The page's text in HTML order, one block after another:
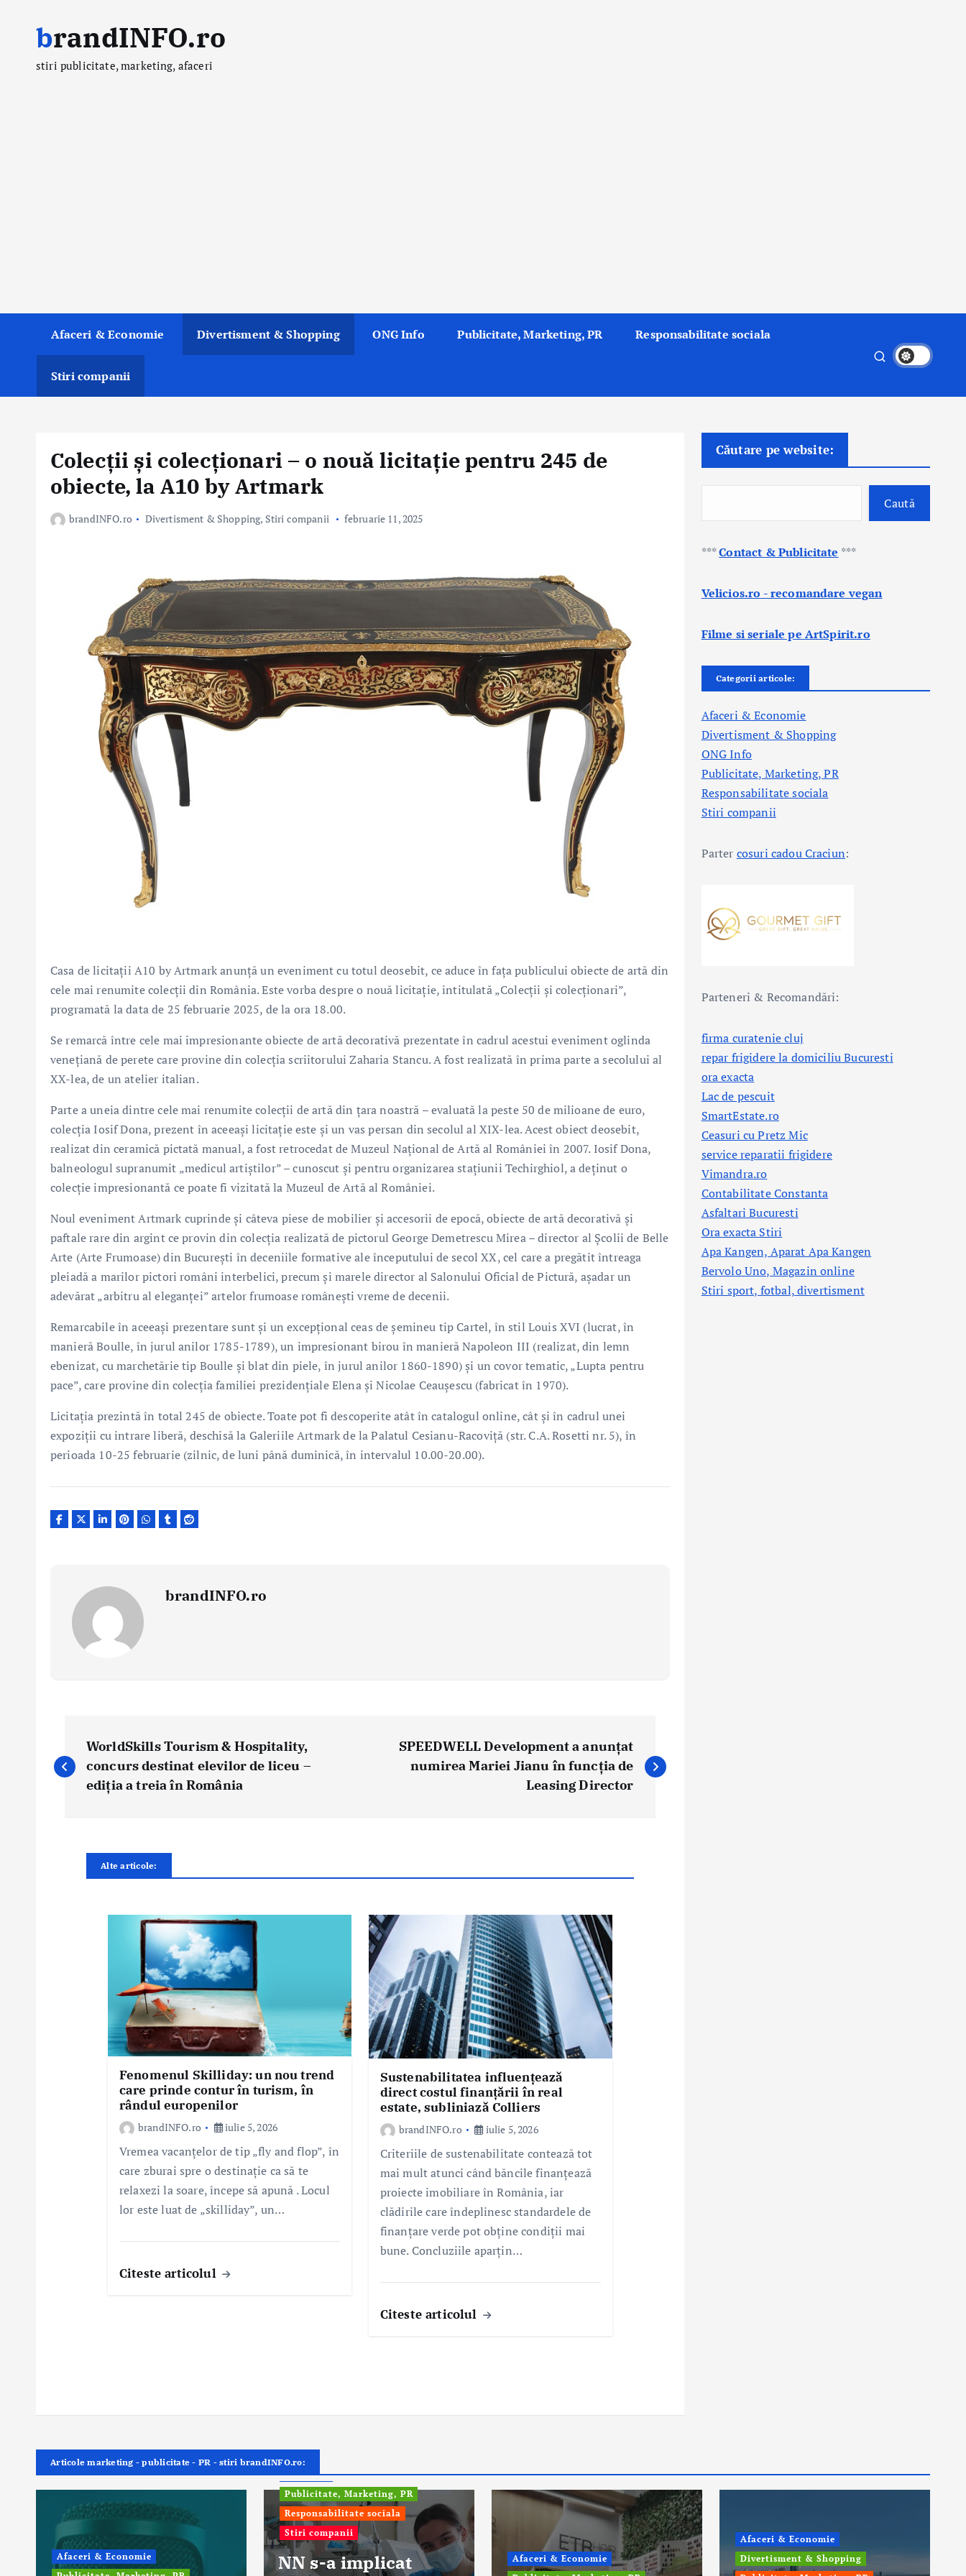
brandINFO.ro
stiri publicitate, marketing, afaceri
Afaceri & Economie Divertisment & Shopping ONG Info Publicitate, Marketing, PR Responsabilitate sociala
Stiri companii
Colecții și colecționari – o nouă licitație pentru 245 de
obiecte, la A10 by Artmark
brandINFO.ro Divertisment & Shopping, Stiri companii februarie 11, 2025
Casa de licitații A10 by Artmark anunță un eveniment cu totul deosebit, ce aduce în fața publicului obiecte de artă din
cele mai renumite colecții din România. Este vorba despre o nouă licitație, intitulată „Colecții și colecționari”,
programată la data de 25 februarie 2025, de la ora 18.00.
Se remarcă între cele mai impresionante obiecte de artă decorativă prezentate în cadrul acestui eveniment oglinda
venețiană de perete care provine din colecția scriitorului Zaharia Stancu. A fost realizată în prima parte a secolului al
XX-lea, de un atelier italian.
Parte a uneia dintre cele mai renumite colecții de artă din țara noastră – evaluată la peste 50 de milioane de euro,
colecția Iosif Dona, prezent în aceeași licitație este și un vas persan din secolul al XIX-lea. Acest obiect deosebit,
realizat din ceramică pictată manual, a fost retrocedat de Muzeul Național de Artă al României în 2007. Iosif Dona,
balneologul supranumit „medicul artiștilor” – cunoscut și pentru organizarea stațiunii Techirghiol, a deținut o
colecție impresionantă ce poate fi vizitată la Muzeul de Artă al României.
Noul eveniment Artmark cuprinde și câteva piese de mobilier și accesorii de epocă, obiecte de artă decorativă și
paftale rare din argint ce provin din colecția realizată de pictorul George Demetrescu Mirea – director al Școlii de Belle
Arte (Arte Frumoase) din București în deceniile formative ale începutului de secol XX, cel care a pregătit întreaga
pleiadă a marilor pictori români interbelici, precum și marele director al Salonului Oficial de Pictură, așadar un
adevărat „arbitru al eleganței” artelor frumoase românești vreme de decenii.
Remarcabile în aceeași prezentare sunt și un excepțional ceas de șemineu tip Cartel, în stil Louis XVI (lucrat, în
manieră Boulle, în jurul anilor 1785-1789), un impresionant birou în manieră Napoleon III (realizat, din lemn
ebenizat, cu marchetărie tip Boulle și blat din piele, în jurul anilor 1860-1890) și un covor tematic, „Lupta pentru
pace”, care provine din colecția familiei prezidențiale Elena și Nicolae Ceaușescu (fabricat în 1970).
Licitația prezintă în total 245 de obiecte. Toate pot fi descoperite atât în catalogul online, cât și în cadrul unei
expoziții cu intrare liberă, deschisă la Galeriile Artmark de la Palatul Cesianu-Racoviță (str. C.A. Rosetti nr. 5), în
perioada 10-25 februarie (zilnic, de luni până duminică, în intervalul 10.00-20.00).
brandINFO.ro
v
WorldSkills Tourism & Hospitality,
concurs destinat elevilor de liceu –
ediția a treia în România
SPEEDWELL Development a anunțat
numirea Mariei Jianu în funcția de
Leasing Director
Alte articole:
Fenomenul Skilliday: un nou trend
care prinde contur în turism, în
rândul europenilor
brandINFO.ro iulie 5, 2026
Vremea vacanțelor de tip „fly and flop”, în
care zburai spre o destinație ca să te
relaxezi la soare, începe să apună . Locul
lor este luat de „skilliday”, un…
Citeste articolul
Sustenabilitatea influențează
direct costul finanțării în real
estate, subliniază Colliers
brandINFO.ro iulie 5, 2026
Criteriile de sustenabilitate contează tot
mai mult atunci când băncile finanțează
proiecte imobiliare în România, iar
clădirile care îndeplinesc standardele de
finanțare verde pot obține condiții mai
bune. Concluziile aparțin…
Citeste articolul
Căutare pe website:
Caută
***Contact & Publicitate ***
Velicios.ro - recomandare vegan
Filme si seriale pe ArtSpirit.ro
Categorii articole:
Afaceri & Economie
Divertisment & Shopping
ONG Info
Publicitate, Marketing, PR
Responsabilitate sociala
Stiri companii
Parter cosuri cadou Craciun:
Parteneri & Recomandări:
firma curatenie cluj
repar frigidere la domiciliu Bucuresti
ora exacta
Lac de pescuit
SmartEstate.ro
Ceasuri cu Pretz Mic
service reparatii frigidere
Vimandra.ro
Contabilitate Constanta
Asfaltari Bucuresti
Ora exacta Stiri
Apa Kangen, Aparat Apa Kangen
Bervolo Uno, Magazin online
Stiri sport, fotbal,divertisment
Articole marketing - publicitate - PR - stiri brandINFO.ro:
Afaceri & Economie
ONG Info
Publicitate, Marketing, PR
Responsabilitate sociala
Stiri companii
NN s-a implicat
Afaceri & Economie
Afaceri & Economie
Divertisment & Shopping